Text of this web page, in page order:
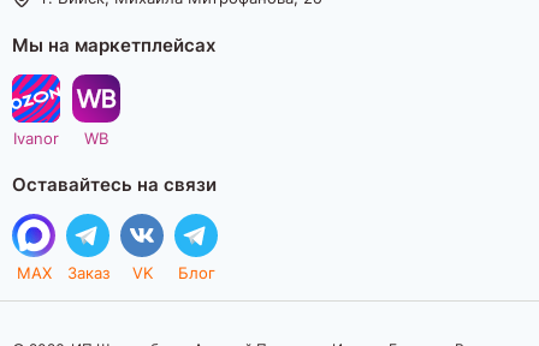
Мы на маркетплейсах
Ivanor WB
Оставайтесь на связи
MAX Заказ VK Блог